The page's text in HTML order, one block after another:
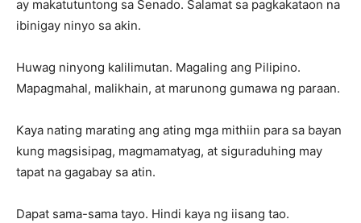
ay makatutuntong sa Senado. Salamat sa pagkakataon na
ibinigay ninyo sa akin.
Huwag ninyong kalilimutan. Magaling ang Pilipino.
Mapagmahal, malikhain, at marunong gumawa ng paraan.
Kaya nating marating ang ating mga mithiin para sa bayan
kung magsisipag, magmamatyag, at siguraduhing may
tapat na gagabay sa atin.
Dapat sama-sama tayo. Hindi kaya ng iisang tao.